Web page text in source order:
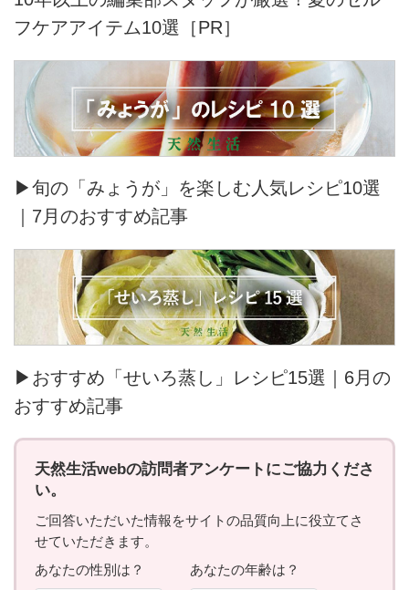
フケアアイテム10選［PR］
▶旬の「みょうが」を楽しむ人気レシピ10選
｜7月のおすすめ記事
▶おすすめ「せいろ蒸し」レシピ15選｜6月の
おすすめ記事